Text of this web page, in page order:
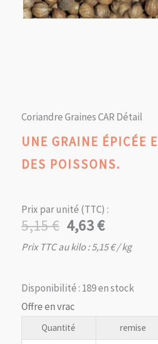
Coriandre Graines CAR Détail
UNE GRAINE ÉPICÉE
DES POISSONS.
Prix par unité (TTC) :
5,15€
Le
prix
était :
5,15 €.
4,63€
Le
prix
est :
4,63 €.
Prix TTC au kilo :5,15€/ kg
Disponibilité : 189 en stock
Offre en vrac
Quantité remise